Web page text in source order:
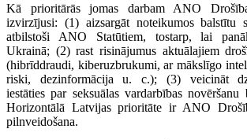
Kā prioritārās jomas darbam ANO
izvirzījusi: (1) aizsargāt noteikumos balstītu
atbilstoši ANO Statūtiem, tostarp, lai
Ukrainā; (2) rast risinājumus aktuālajiem
(hibrīddraudi, kiberuzbrukumi, ar mākslīgo
riski, dezinformācija u. c.); (3) veicināt
iestāties par seksuālas vardarbības
Horizontālā Latvijas prioritāte ir ANO
pilnveidošana.